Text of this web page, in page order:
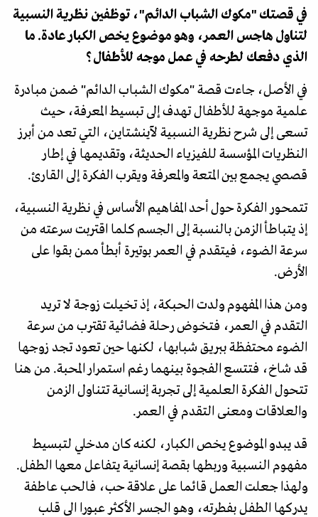
في قصتك "مكوك الشباب الدائم"، توظفين نظرية النسبية
لتناول هاجس العمر، وهو موضوع يخص الكبار عادة. ما
الذي دفعك لطرحه في عمل موجه للأطفال؟
في الأصل، جاءت قصة "مكوك الشباب الدائم" ضمن مبادرة
علمية موجهة للأطفال تهدف إلى تبسيط المعرفة، حيث
تسعى إلى شرح نظرية النسبية لآينشتاين، التي تعد من أبرز
النظريات المؤسسة للفيزياء الحديثة، وتقديمها في إطار
قصصي يجمع بين المتعة والمعرفة ويقرب الفكرة إلى القارئ.
تتمحور الفكرة حول أحد المفاهيم الأساس في نظرية النسبية،
إذ يتباطأ الزمن بالنسبة إلى الجسم كلما اقتربت سرعته من
سرعة الضوء، فيتقدم في العمر بوتيرة أبطأ ممن بقوا على
الأرض.
ومن هذا المفهوم ولدت الحبكة، إذ تخيلت زوجة لا تريد
التقدم في العمر، فتخوض رحلة فضائية تقترب من سرعة
الضوء محتفظة ببريق شبابها، لكنها حين تعود تجد زوجها
قد شاخ، فتتسع الفجوة بينهما رغم استمرار المحبة. من هنا
تتحول الفكرة العلمية إلى تجربة إنسانية تتناول الزمن
والعلاقات ومعنى التقدم في العمر.
قد يبدو الموضوع يخص الكبار، لكنه كان مدخلي لتبسيط
مفهوم النسبية وربطها بقصة إنسانية يتفاعل معها الطفل.
ولهذا جعلت العمل قائما على علاقة حب، فالحب عاطفة
يدركها الطفل بفطرته، وهو الجسر الأكثر عبورا الى قلب